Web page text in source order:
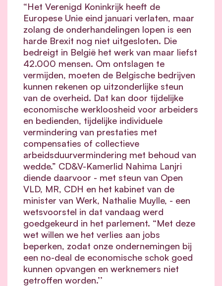
“Het Verenigd Koninkrijk heeft de
Europese Unie eind januari verlaten, maar
zolang de onderhandelingen lopen is een
harde Brexit nog niet uitgesloten. Die
bedreigt in België het werk van maar liefst
42.000 mensen. Om ontslagen te
vermijden, moeten de Belgische bedrijven
kunnen rekenen op uitzonderlijke steun
van de overheid. Dat kan door tijdelijke
economische werkloosheid voor arbeiders
en bedienden, tijdelijke individuele
vermindering van prestaties met
compensaties of collectieve
arbeidsduurvermindering met behoud van
wedde.” CD&V-Kamerlid Nahima Lanjri
diende daarvoor - met steun van Open
VLD, MR, CDH en het kabinet van de
minister van Werk, Nathalie Muylle, - een
wetsvoorstel in dat vandaag werd
goedgekeurd in het parlement. “Met deze
wet willen we het verlies aan jobs
beperken, zodat onze ondernemingen bij
een no-deal de economische schok goed
kunnen opvangen en werknemers niet
getroffen worden.’’